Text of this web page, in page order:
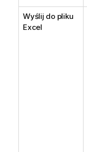
Wyślij do pliku
Excel